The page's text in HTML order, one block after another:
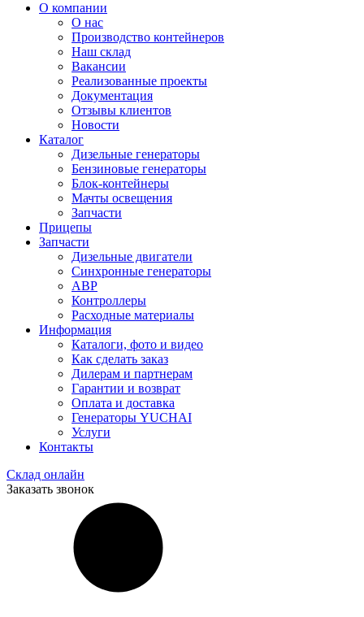
О компании
О нас
Производство контейнеров
Наш склад
Вакансии
Реализованные проекты
Документация
Отзывы клиентов
Новости
Каталог
Дизельные генераторы
Бензиновые генераторы
Блок-контейнеры
Мачты освещения
Запчасти
Прицепы
Запчасти
Дизельные двигатели
Синхронные генераторы
АВР
Контроллеры
Расходные материалы
Информация
Каталоги, фото и видео
Как сделать заказ
Дилерам и партнерам
Гарантии и возврат
Оплата и доставка
Генераторы YUCHAI
Услуги
Контакты
Склад онлайн
Заказать звонок